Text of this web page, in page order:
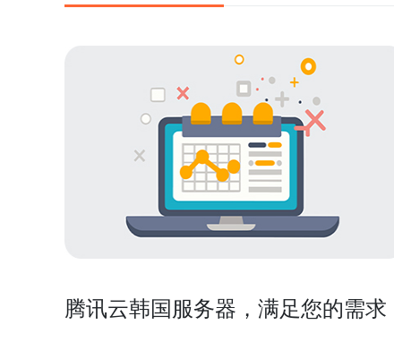
腾讯云韩国服务器，满足您的需求